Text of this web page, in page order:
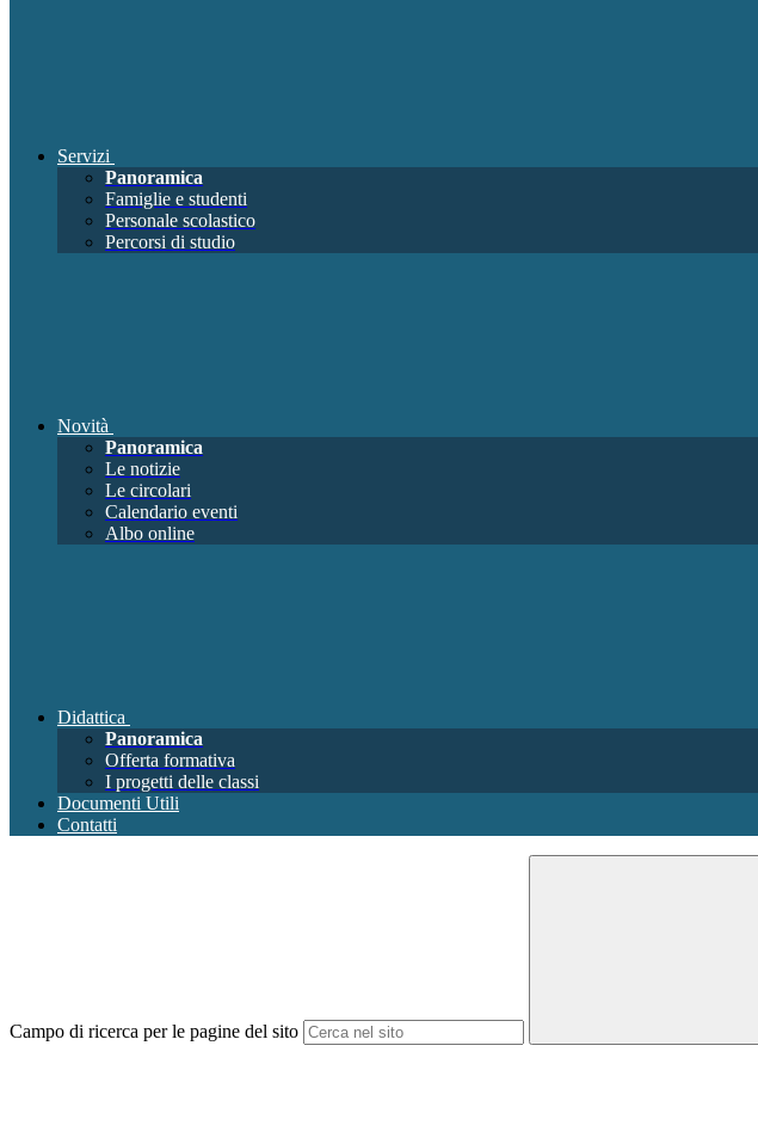
Servizi
Panoramica
Famiglie e studenti
Personale scolastico
Percorsi di studio
Novità
Panoramica
Le notizie
Le circolari
Calendario eventi
Albo online
Didattica
Panoramica
Offerta formativa
I progetti delle classi
Documenti Utili
Contatti
Campo di ricerca per le pagine del sito